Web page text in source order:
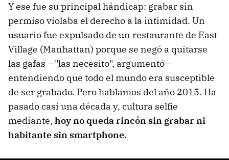
Y ese fue su principal hándicap: grabar sin
permiso violaba el derecho a la intimidad. Un
usuario fue expulsado de un restaurante de East
Village (Manhattan) porque se negó a quitarse
las gafas —"las necesito", argumentó—
entendiendo que todo el mundo era susceptible
de ser grabado. Pero hablamos del año 2015. Ha
pasado casi una década y, cultura selfie
mediante, hoy no queda rincón sin grabar ni
habitante sin smartphone.